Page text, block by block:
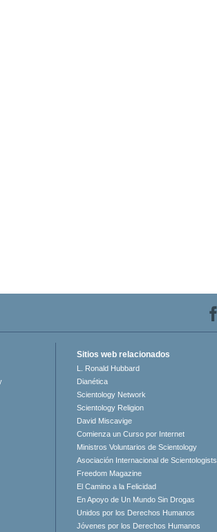
Sitios web relacionados
L. Ronald Hubbard
Dianética
Scientology Network
Scientology Religion
David Miscavige
Comienza un Curso por Internet
Ministros Voluntarios de Scientology
Asociación Internacional de Scientologists
Freedom Magazine
El Camino a la Felicidad
En Apoyo de Un Mundo Sin Drogas
Unidos por los Derechos Humanos
Jóvenes por los Derechos Humanos